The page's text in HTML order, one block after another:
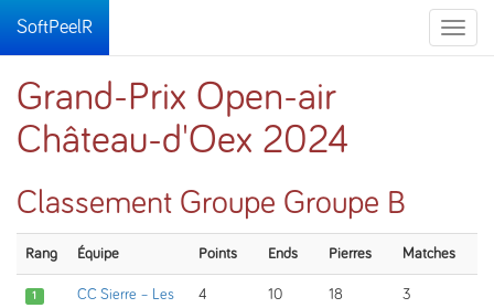
Toggle
SoftPeelR
Grand-Prix Open-air
Château-d'Oex 2024
Classement Groupe Groupe B
Rang Équipe Points Ends Pierres Matches
1
CC Sierre – Les
4 10 18 3